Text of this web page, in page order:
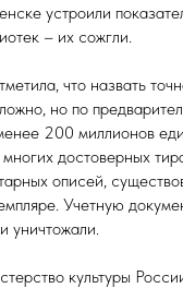
устроили
– их сожгли.
что назвать
но по
200 миллионов
достоверных
описей,
Учетную
уничтожали.
культуры